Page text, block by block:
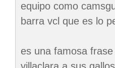
equipo como
barra vcl que es lo
es una famosa